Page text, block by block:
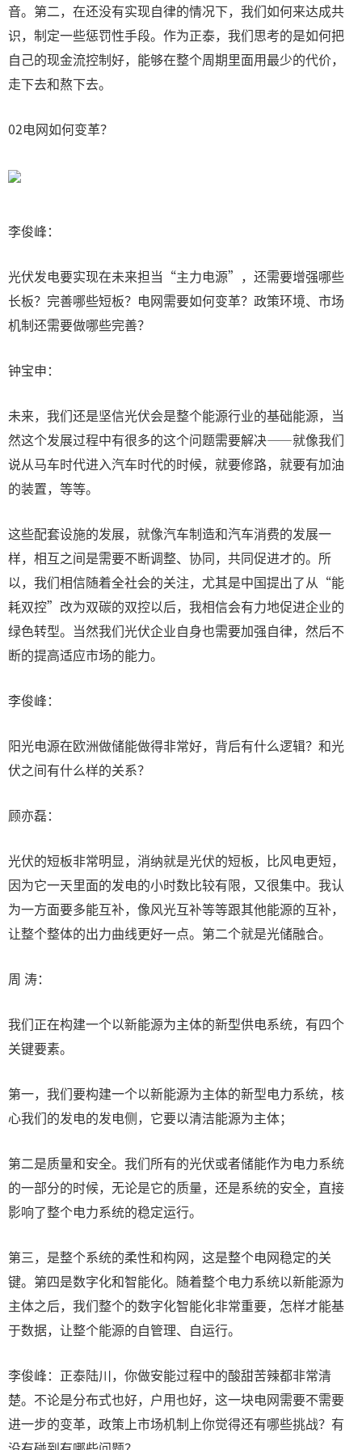
音。第二，在还没有实现自律的情况下，我们如何来达成共
识，制定一些惩罚性手段。作为正泰，我们思考的是如何把
自己的现金流控制好，能够在整个周期里面用最少的代价，
走下去和熬下去。
02电网如何变革？
李俊峰：
光伏发电要实现在未来担当“主力电源”，还需要增强哪些
长板？完善哪些短板？电网需要如何变革？政策环境、市场
机制还需要做哪些完善？
钟宝申：
未来，我们还是坚信光伏会是整个能源行业的基础能源，当
然这个发展过程中有很多的这个问题需要解决——就像我们
说从马车时代进入汽车时代的时候，就要修路，就要有加油
的装置，等等。
这些配套设施的发展，就像汽车制造和汽车消费的发展一
样，相互之间是需要不断调整、协同，共同促进才的。所
以，我们相信随着全社会的关注，尤其是中国提出了从“能
耗双控”改为双碳的双控以后，我相信会有力地促进企业的
绿色转型。当然我们光伏企业自身也需要加强自律，然后不
断的提高适应市场的能力。
李俊峰：
阳光电源在欧洲做储能做得非常好，背后有什么逻辑？和光
伏之间有什么样的关系？
顾亦磊：
光伏的短板非常明显，消纳就是光伏的短板，比风电更短，
因为它一天里面的发电的小时数比较有限，又很集中。我认
为一方面要多能互补，像风光互补等等跟其他能源的互补，
让整个整体的出力曲线更好一点。第二个就是光储融合。
周 涛：
我们正在构建一个以新能源为主体的新型供电系统，有四个
关键要素。
第一，我们要构建一个以新能源为主体的新型电力系统，核
心我们的发电的发电侧，它要以清洁能源为主体；
第二是质量和安全。我们所有的光伏或者储能作为电力系统
的一部分的时候，无论是它的质量，还是系统的安全，直接
影响了整个电力系统的稳定运行。
第三，是整个系统的柔性和构网，这是整个电网稳定的关
键。第四是数字化和智能化。随着整个电力系统以新能源为
主体之后，我们整个的数字化智能化非常重要，怎样才能基
于数据，让整个能源的自管理、自运行。
李俊峰：正泰陆川，你做安能过程中的酸甜苦辣都非常清
楚。不论是分布式也好，户用也好，这一块电网需要不需要
进一步的变革，政策上市场机制上你觉得还有哪些挑战？有